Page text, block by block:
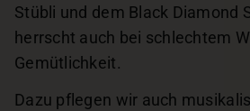
Stübli und dem Black Diamond
herrscht auch bei schlechtem
Gemütlichkeit.
Dazu pflegen wir auch